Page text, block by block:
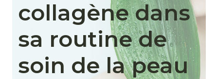
collagène dans
sa routine de
soin de la peau